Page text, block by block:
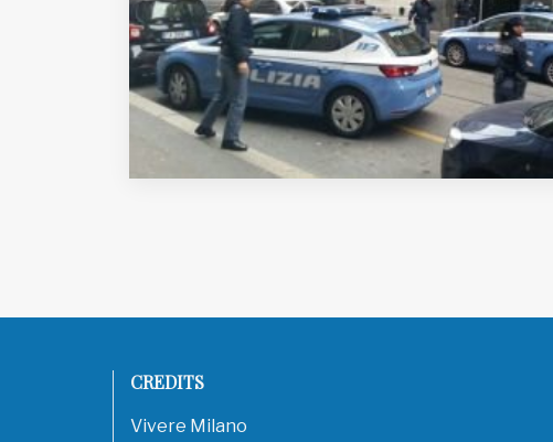
Informativa sulla privacy
CREDITS
Vivere Milano